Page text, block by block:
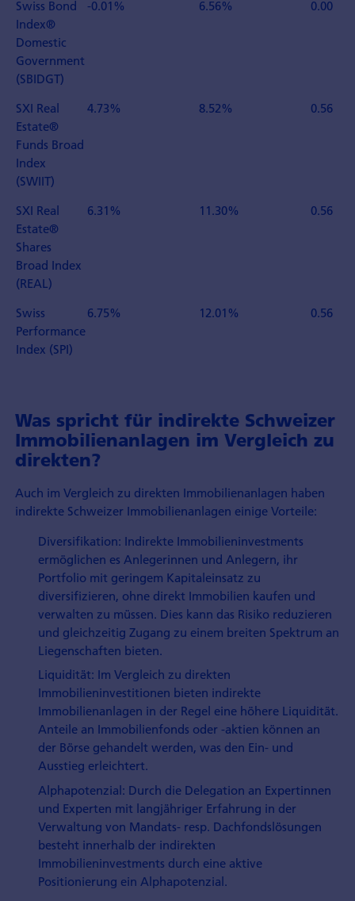
Swiss Bond
Index®
Domestic
Government
(SBIDGT)
-0.01% 6.56% 0.00
SXI Real
Estate®
Funds Broad
Index
(SWIIT)
4.73% 8.52% 0.56
SXI Real
Estate®
Shares
Broad Index
(REAL)
6.31% 11.30% 0.56
Swiss
Performance
Index (SPI)
6.75% 12.01% 0.56
Was spricht für indirekte Schweizer
Immobilienanlagen im Vergleich zu
direkten?
Auch im Vergleich zu direkten Immobilienanlagen haben
indirekte Schweizer Immobilienanlagen einige Vorteile:
Diversifikation: Indirekte Immobilieninvestments
ermöglichen es Anlegerinnen und Anlegern, ihr
Portfolio mit geringem Kapitaleinsatz zu
diversifizieren, ohne direkt Immobilien kaufen und
verwalten zu müssen. Dies kann das Risiko reduzieren
und gleichzeitig Zugang zu einem breiten Spektrum an
Liegenschaften bieten.
Liquidität: Im Vergleich zu direkten
Immobilieninvestitionen bieten indirekte
Immobilienanlagen in der Regel eine höhere Liquidität.
Anteile an Immobilien­fonds oder -aktien können an
der Börse gehandelt werden, was den Ein- und
Ausstieg erleichtert.
Alphapotenzial: Durch die Delegation an Expertinnen
und Experten mit langjähriger Erfahrung in der
Verwaltung von Mandats- resp. Dachfondslösungen
besteht innerhalb der indirekten
Immobilieninvestments durch eine aktive
Positionierung ein Alphapotenzial.